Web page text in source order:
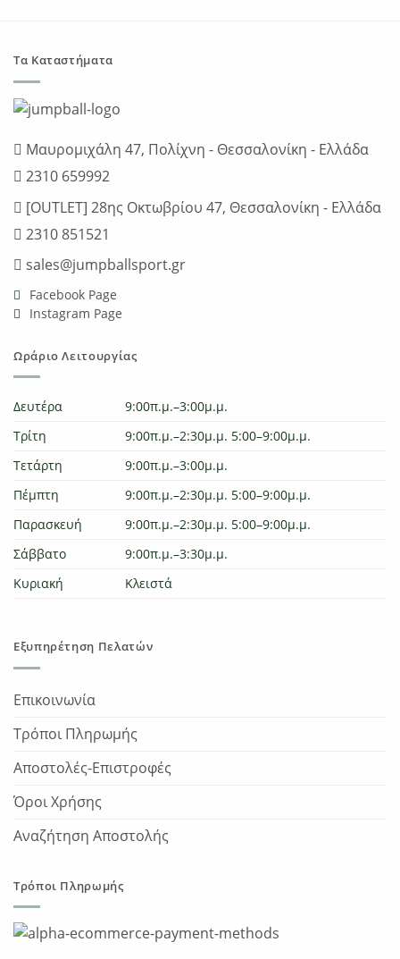
Τα Καταστήματα
Μαυρομιχάλη 47, Πολίχνη - Θεσσαλονίκη - Ελλάδα
2310 659992
[OUTLET] 28ης Οκτωβρίου 47, Θεσσαλονίκη - Ελλάδα
2310 851521
sales@jumpballsport.gr
Facebook Page
Instagram Page
Ωράριο Λειτουργίας
Δευτέρα
9:00π.μ.–3:00μ.μ.
Τρίτη
9:00π.μ.–2:30μ.μ. 5:00–9:00μ.μ.
Τετάρτη
9:00π.μ.–3:00μ.μ.
Πέμπτη
9:00π.μ.–2:30μ.μ. 5:00–9:00μ.μ.
Παρασκευή
9:00π.μ.–2:30μ.μ. 5:00–9:00μ.μ.
Σάββατο
9:00π.μ.–3:30μ.μ.
Κυριακή
Κλειστά
Εξυπηρέτηση Πελατών
Επικοινωνία
Τρόποι Πληρωμής
Αποστολές-Επιστροφές
Όροι Χρήσης
Αναζήτηση Αποστολής
Τρόποι Πληρωμής